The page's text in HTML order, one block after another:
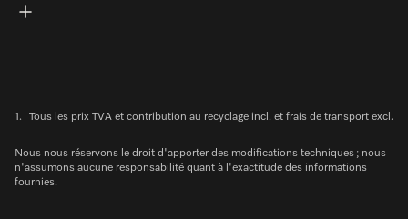
1. Tous les prix TVA et contribution au recyclage incl. et frais de transport excl.
Nous nous réservons le droit d'apporter des modifications techniques ; nous
n'assumons aucune responsabilité quant à l'exactitude des informations
fournies.